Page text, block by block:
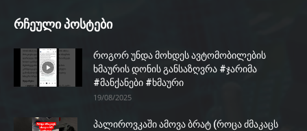
რჩეული პოსტები
როგორ უნდა მოხდეს ავტომობილების
ხმაურის დონის განსაზღვრა #ჯარიმა
#მანქანები #ხმაური
19/08/2025
პალიროვკაში ამოვა ბრატ (როცა ძმაკაცს